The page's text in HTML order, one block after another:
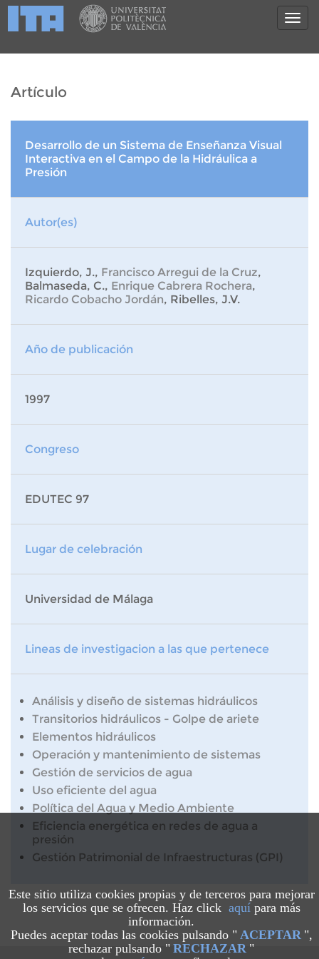
Este sitio utiliza cookies propias y de terceros para mejorar
los servicios que se ofrecen. Haz click aquípara más
información.
Puedes aceptar todas las cookies pulsando " ACEPTAR ",
rechazar pulsando " RECHAZAR "
Artículo
Desarrollo de un Sistema de Enseñanza Visual
Interactiva en el Campo de la Hidráulica a
Presión
Autor(es)
Izquierdo, J., Francisco Arregui de la Cruz,
Balmaseda, C., Enrique Cabrera Rochera,
Ricardo Cobacho Jordán, Ribelles, J.V.
Año de publicación
1997
Congreso
EDUTEC 97
Lugar de celebración
Universidad de Málaga
Lineas de investigacion a las que pertenece
Análisis y diseño de sistemas hidráulicos
Transitorios hidráulicos - Golpe de ariete
Elementos hidráulicos
Operación y mantenimiento de sistemas
Gestión de servicios de agua
Uso eficiente del agua
Política del Agua y Medio Ambiente
Eficiencia energética en redes de agua a
presión
Gestión Patrimonial de Infraestructuras (GPI)